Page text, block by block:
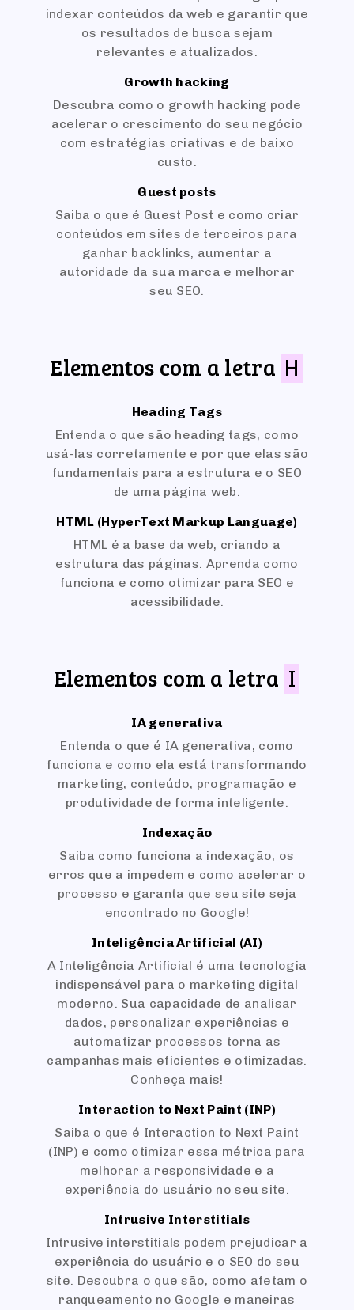
indexar conteúdos da web e garantir que
os resultados de busca sejam
relevantes e atualizados.
Growth hacking
Descubra como o growth hacking pode
acelerar o crescimento do seu negócio
com estratégias criativas e de baixo
custo.
Guest posts
Saiba o que é Guest Post e como criar
conteúdos em sites de terceiros para
ganhar backlinks, aumentar a
autoridade da sua marca e melhorar
seu SEO.
Elementos com a letra H
Heading Tags
Entenda o que são heading tags, como
usá-las corretamente e por que elas são
fundamentais para a estrutura e o SEO
de uma página web.
HTML (HyperText Markup Language)
HTML é a base da web, criando a
estrutura das páginas. Aprenda como
funciona e como otimizar para SEO e
acessibilidade.
Elementos com a letra I
IA generativa
Entenda o que é IA generativa, como
funciona e como ela está transformando
marketing, conteúdo, programação e
produtividade de forma inteligente.
Indexação
Saiba como funciona a indexação, os
erros que a impedem e como acelerar o
processo e garanta que seu site seja
encontrado no Google!
Inteligência Artificial (AI)
A Inteligência Artificial é uma tecnologia
indispensável para o marketing digital
moderno. Sua capacidade de analisar
dados, personalizar experiências e
automatizar processos torna as
campanhas mais eficientes e otimizadas.
Conheça mais!
Interaction to Next Paint (INP)
Saiba o que é Interaction to Next Paint
(INP) e como otimizar essa métrica para
melhorar a responsividade e a
experiência do usuário no seu site.
Intrusive Interstitials
Intrusive interstitials podem prejudicar a
experiência do usuário e o SEO do seu
site. Descubra o que são, como afetam o
ranqueamento no Google e maneiras